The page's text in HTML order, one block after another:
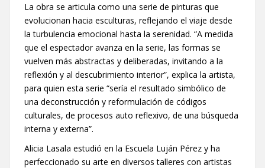
La obra se articula como una serie de pinturas que
evolucionan hacia esculturas, reflejando el viaje desde
la turbulencia emocional hasta la serenidad. “A medida
que el espectador avanza en la serie, las formas se
vuelven más abstractas y deliberadas, invitando a la
reflexión y al descubrimiento interior”, explica la artista,
para quien esta serie “sería el resultado simbólico de
una deconstrucción y reformulación de códigos
culturales, de procesos auto reflexivo, de una búsqueda
interna y externa”.
Alicia Lasala estudió en la Escuela Luján Pérez y ha
perfeccionado su arte en diversos talleres con artistas